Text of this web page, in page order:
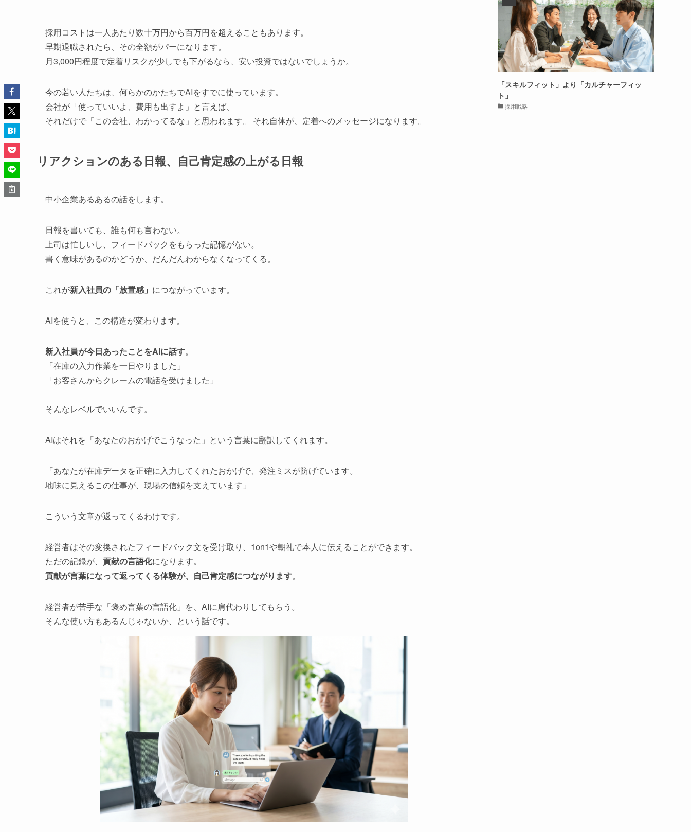
採用コストは一人あたり数十万円から百万円を超えることもあります。
早期退職されたら、その全額がパーになります。
月3,000円程度で定着リスクが少しでも下がるなら、安い投資ではないでしょうか。
今の若い人たちは、何らかのかたちでAIをすでに使っています。
会社が「使っていいよ、費用も出すよ」と言えば、
それだけで「この会社、わかってるな」と思われます。 それ自体が、定着へのメッセージになります。
リアクションのある日報、自己肯定感の上がる日報
中小企業あるあるの話をします。
日報を書いても、誰も何も言わない。
上司は忙しいし、フィードバックをもらった記憶がない。
書く意味があるのかどうか、だんだんわからなくなってくる。
これが新入社員の「放置感」 につながっています。
AIを使うと、この構造が変わります。
新入社員が今日あったことをAIに話す。
「在庫の入力作業を一日やりました」
「お客さんからクレームの電話を受けました」
そんなレベルでいいんです。
AIはそれを「あなたのおかげでこうなった」という言葉に翻訳してくれます。
「あなたが在庫データを正確に入力してくれたおかげで、発注ミスが防げています。
地味に見えるこの仕事が、現場の信頼を支えています」
こういう文章が返ってくるわけです。
経営者はその変換されたフィードバック文を受け取り、1on1や朝礼で本人に伝えることができます。
ただの記録が、 貢献の言語化になります。
貢献が言葉になって返ってくる体験が、自己肯定感につながります。
経営者が苦手な「褒め言葉の言語化」を、AIに肩代わりしてもらう。
そんな使い方もあるんじゃないか、という話です。
「スキルフィット」より「カルチャーフィッ
ト」
採用戦略